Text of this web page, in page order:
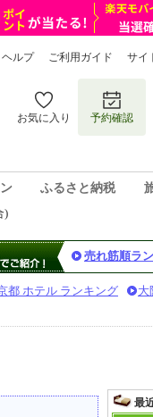
ヘルプ ご利用ガイド サイ
お気に入り 予約確認
ふるさと納税
)
売れ筋順ラ
都 ホテル ランキング 大
最